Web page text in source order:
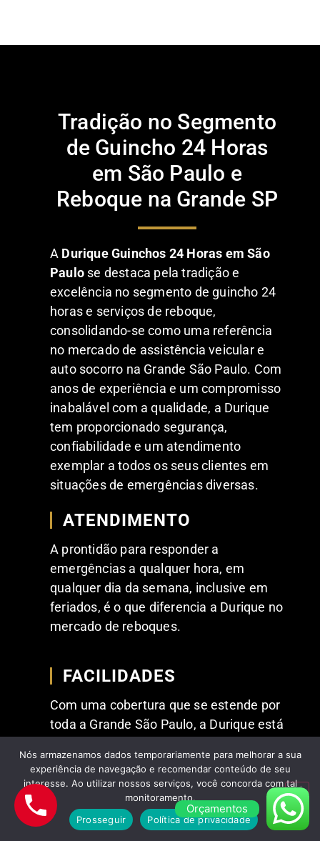
Tradição no Segmento
de Guincho 24 Horas
em São Paulo e
Reboque na Grande SP
A Durique Guinchos 24 Horas em São
Paulo se destaca pela tradição e
excelência no segmento de guincho 24
horas e serviços de reboque,
consolidando-se como uma referência
no mercado de assistência veicular e
auto socorro na Grande São Paulo. Com
anos de experiência e um compromisso
inabalável com a qualidade, a Durique
tem proporcionado segurança,
confiabilidade e um atendimento
exemplar a todos os seus clientes em
situações de emergências diversas.
ATENDIMENTO
A prontidão para responder a
emergências a qualquer hora, em
qualquer dia da semana, inclusive em
feriados, é o que diferencia a Durique no
mercado de reboques.
FACILIDADES
Com uma cobertura que se estende por
toda a Grande São Paulo, a Durique está
independentemente da localização do
cliente oferecendo atendimento ágil.
Orçamentos
Nós armazenamos dados temporariamente para melhorar a sua
experiência de navegação e recomendar conteúdo de seu
interesse. Ao utilizar nossos serviços, você concorda com tal
monitoramento.
Prosseguir
Política de privacidade